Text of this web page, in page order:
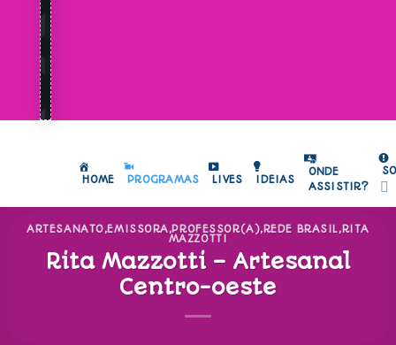
HOME PROGRAMAS LIVES IDEIAS
ONDE
ASSISTIR?
ARTESANATO,EMISSORA,PROFESSOR(A),REDE BRASIL,RITA
MAZZOTTI
Rita Mazzotti – Artesanal
Centro-oeste